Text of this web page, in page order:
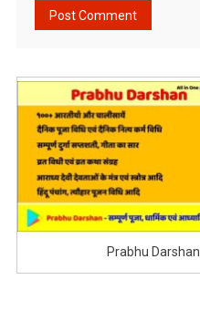
Prabhu Darshan